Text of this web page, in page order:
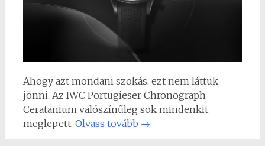
Ahogy azt mondani szokás, ezt nem láttuk
jönni. Az IWC Portugieser Chronograph
Ceratanium valószínűleg sok mindenkit
meglepett. Olvass tovább →